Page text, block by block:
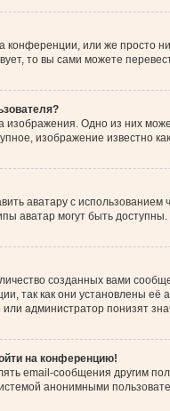
конференции, или же просто
то вы сами можете
изображения. Одно из них
изображение известно
аватару с
аватар могут быть
созданных вами
так как они установлены
администратор понизят
на конференцию!
email-сообщения другим
анонимными